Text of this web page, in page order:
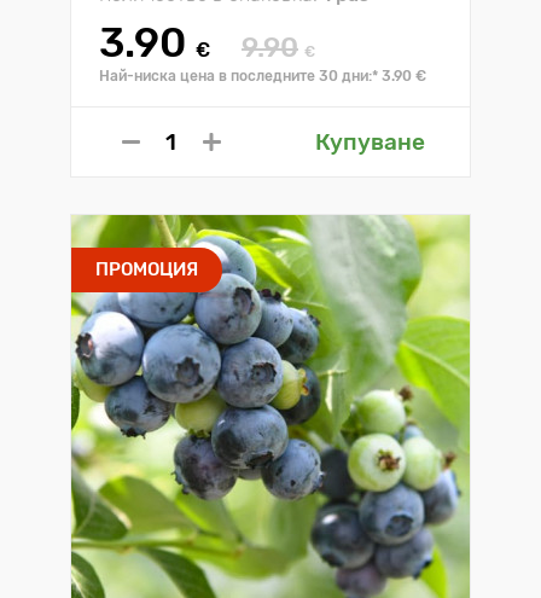
3.90 € 9.90 €
Най-ниска цена в последните 30 дни:* 3.90 €
Купуване
ПРОМОЦИЯ